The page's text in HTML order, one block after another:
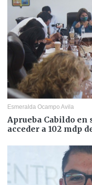
Esmeralda Ocampo Avila
Aprueba Cabildo
acceder a 102 mdp